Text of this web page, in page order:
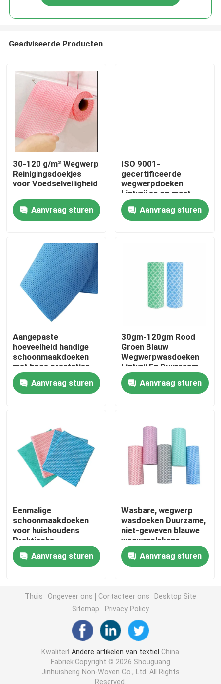
Thuis
Producten
Fabriekstocht
Kwaliteitscontrole
Neem contact met ons op
Nieuws
Vraag een offerte
Andere artikelen van textiel
niet-geweven jumbo rollen
Niet-geweven Lijstdoek
Huishoudelijke schoonmaaklakken
Spunlace het Schoonmaken veegt af
Het beschikbare Schoonmaken veegt af
Keukendoeken voor eenmalig gebruik
Geadviseerde Producten
30-120 g/m² Wegwerp
Reinigingsdoekjes
voor Voedselveiligheid
Aanvraag sturen
ISO 9001-
gecertificeerde
wegwerpdoeken
Lintvrij en op maat
voor optimale
reinigingAanvraag sturen
Aangepaste
hoeveelheid handige
schoonmaakdoeken
met hoge prestaties
en 2 jaar houdbaarheid
Aanvraag sturen
30gm-120gm Rood
Groen Blauw
Wegwerpwasdoeken
Lintvrij En Duurzaam
Voor Zware Reiniging
Aanvraag sturen
Eenmalige
schoonmaakdoeken
voor huishoudens
Praktische
multifunctie
Aanvraag sturen
Wasbare, wegwerp
wasdoeken Duurzame,
niet-geweven blauwe
wegwerplakens
Aanvraag sturen
Thuis Ongeveer ons Contacteer ons
Desktop Site
Sitemap
Privacy Policy
KwaliteitAndere artikelen van textiel China
Fabriek.Copyright © 2026 Shouguang
Jinhuisheng Non-Woven Co., Ltd. All Rights
Reserved.